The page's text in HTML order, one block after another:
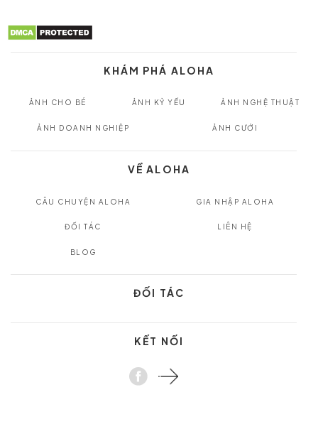
KHÁM PHÁ ALOHA
ẢNH CHO BÉ ẢNH KỶ YẾU ẢNH NGHỆ THUẬT
ẢNH DOANH NGHIỆP ẢNH CƯỚI
VỀ ALOHA
CÂU CHUYỆN ALOHA GIA NHẬP ALOHA
ĐỐI TÁC LIÊN HỆ
BLOG
ĐỐI TÁC
KẾT NỐI